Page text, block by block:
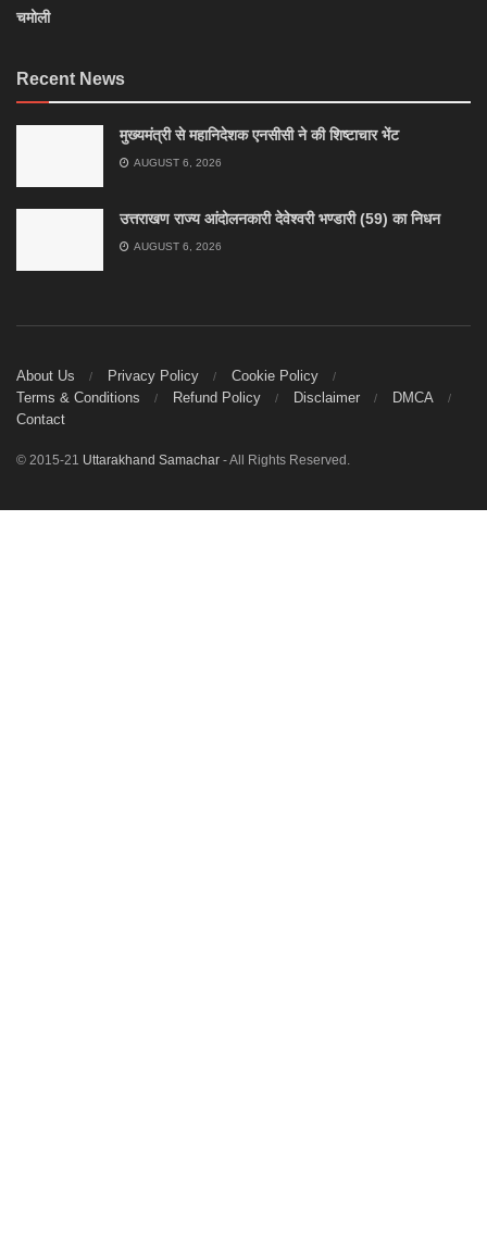
चमोली
Recent News
मुख्यमंत्री से महानिदेशक एनसीसी ने की शिष्टाचार भेंट
AUGUST 6, 2026
उत्तराखण राज्य आंदोलनकारी देवेश्वरी भण्डारी (59) का निधन
AUGUST 6, 2026
About Us Privacy Policy
Cookie Policy
Terms & Conditions
Refund Policy Disclaimer
DMCA
Contact
© 2015-21 Uttarakhand Samachar - All Rights Reserved.